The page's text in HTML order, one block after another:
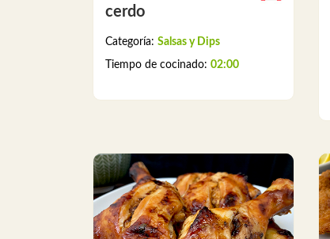
cerdo
Categoría: Salsas y Dips
Tiempo de cocinado: 02:00